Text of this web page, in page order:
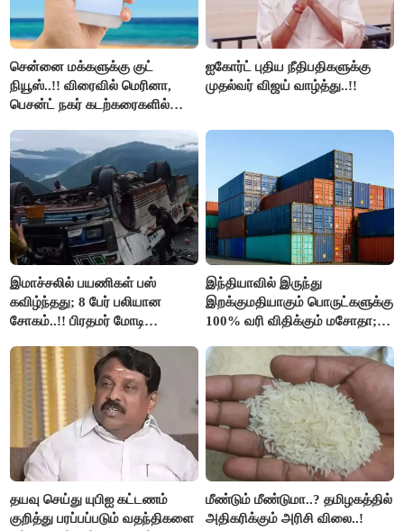
சென்னை மக்களுக்கு குட்
நியூஸ்..!! விரைவில் மெரினா,
பெசன்ட் நகர் கடற்கரைகளில்
ஐகோர்ட் புதிய நீதிபதிகளுக்கு
முதல்வர் விஜய் வாழ்த்து..!!
இமாச்சலில் பயணிகள் பஸ்
கவிழ்ந்தது; 8 பேர் பலியான
சோகம்..!! பிரதமர் மோடி
இந்தியாவில் இருந்து
இறக்குமதியாகும் பொருட்களுக்கு
100% வரி விதிக்கும் மசோதா;
தயவு செய்து யுபிஐ கட்டணம்
குறித்து பரப்பப்படும் வதந்திகளை
மீண்டும் மீண்டுமா..? தமிழகத்தில்
அதிகரிக்கும் அரிசி விலை..!